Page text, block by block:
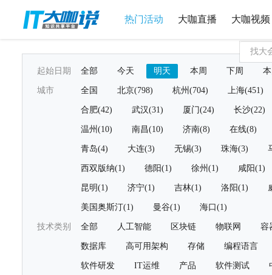
热门活动 大咖直播 大咖视频
起始日期 全部 今天 明天 本周 下周
城市 全国 北京(798) 杭州(704) 上海(451)
合肥(42) 武汉(31) 厦门(24) 长沙(22)
温州(10) 南昌(10) 济南(8) 在线(8)
青岛(4) 大连(3) 无锡(3) 珠海(3)
西双版纳(1) 德阳(1) 徐州(1) 咸阳(1)
昆明(1) 济宁(1) 吉林(1) 洛阳(1)
美国奥斯汀(1) 曼谷(1) 海口(1)
技术类别 全部 人工智能 区块链 物联网 容
数据库 高可用架构 存储 编程语言
软件研发 IT运维 产品 软件测试